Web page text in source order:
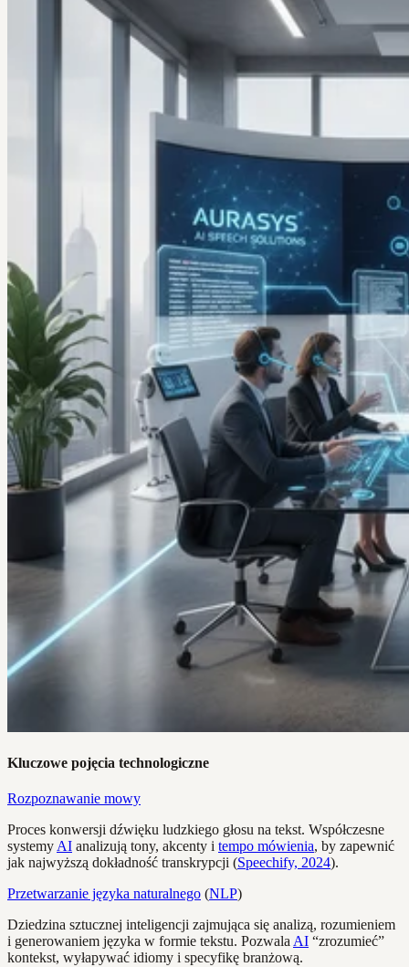
Kluczowe pojęcia technologiczne
Rozpoznawanie mowy
Proces konwersji dźwięku ludzkiego głosu na tekst. Współczesne
systemy AI analizują tony, akcenty i tempo mówienia, by zapewnić
jak najwyższą dokładność transkrypcji (Speechify, 2024).
Przetwarzanie języka naturalnego (NLP)
Dziedzina sztucznej inteligencji zajmująca się analizą, rozumieniem
i generowaniem języka w formie tekstu. Pozwala AI “zrozumieć”
kontekst, wyłapywać idiomy i specyfikę branżową.